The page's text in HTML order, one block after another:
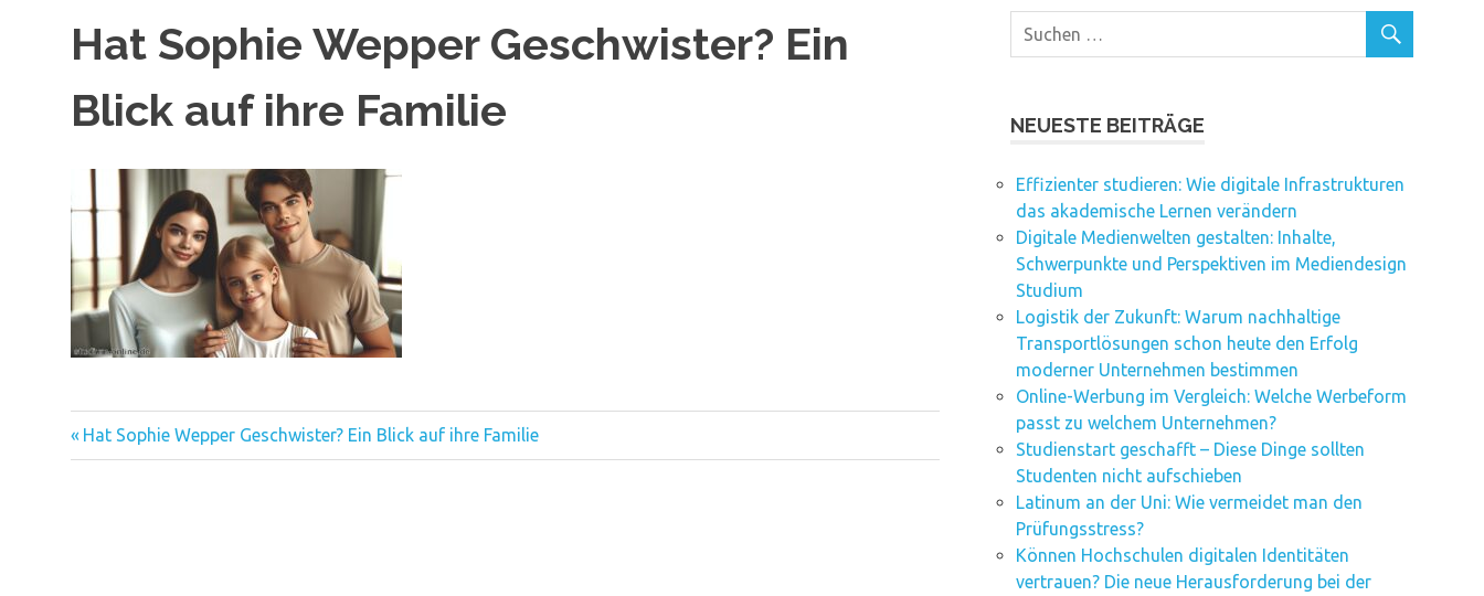
Hat Sophie Wepper Geschwister? Ein
Blick auf ihre Familie
Beitragsnavigation
Vorheriger
Beitrag:
Hat Sophie Wepper Geschwister? Ein Blick auf ihre Familie
NEUESTE BEITRÄGE
Effizienter studieren: Wie digitale Infrastrukturen
das akademische Lernen verändern
Digitale Medienwelten gestalten: Inhalte,
Schwerpunkte und Perspektiven im Mediendesign
Studium
Logistik der Zukunft: Warum nachhaltige
Transportlösungen schon heute den Erfolg
moderner Unternehmen bestimmen
Online-Werbung im Vergleich: Welche Werbeform
passt zu welchem Unternehmen?
Studienstart geschafft – Diese Dinge sollten
Studenten nicht aufschieben
Latinum an der Uni: Wie vermeidet man den
Prüfungsstress?
Können Hochschulen digitalen Identitäten
vertrauen? Die neue Herausforderung bei der